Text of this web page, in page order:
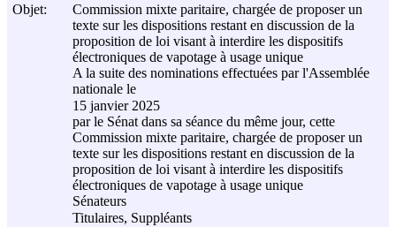
Objet:
Commission mixte paritaire, chargée de proposer un
texte sur les dispositions restant en discussion de la
proposition de loi visant à interdire les dispositifs
électroniques de vapotage à usage unique
A la suite des nominations effectuées par l'Assemblée
nationale le
15 janvier 2025
par le Sénat dans sa séance du même jour, cette
Commission mixte paritaire, chargée de proposer un
texte sur les dispositions restant en discussion de la
proposition de loi visant à interdire les dispositifs
électroniques de vapotage à usage unique
Sénateurs
Titulaires, Suppléants